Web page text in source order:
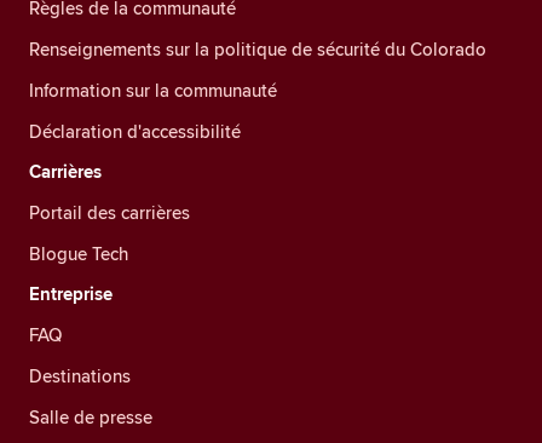
Règles de la communauté
Renseignements sur la politique de sécurité du Colorado
Information sur la communauté
Déclaration d'accessibilité
Carrières
Portail des carrières
Blogue Tech
Entreprise
FAQ
Destinations
Salle de presse